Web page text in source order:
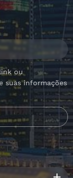
ou
suas informações